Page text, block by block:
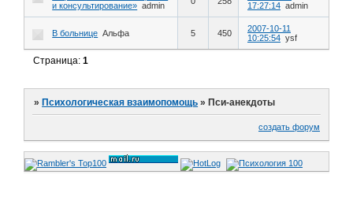
и консультирование» admin
17:27:14 admin
В больнице Альфа 5 450
2007-10-11
10:25:54 ysf
Страница:1
»Психологическая взаимопомощь »Пси-анекдоты
создать форум